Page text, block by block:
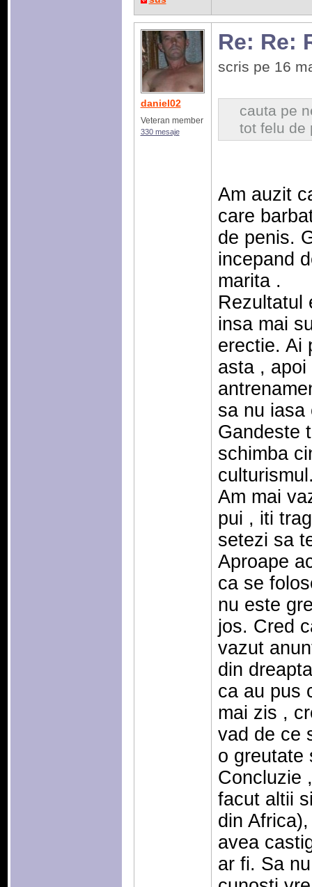
daniel02
Veteran member
330 mesaje
Re: Re:
scris pe 16
cauta pe
tot felu de
Am auzit
care
de penis.
incepand
marita .
Rezultatul
insa mai
erectie. Ai
asta ,
sa nu iasa
Gandeste
schimba
Am mai
pui , iti
setezi sa
Aproape
ca se
nu este
jos. Cred
vazut
din
ca au pus
mai zis ,
vad de ce
o greutate
Concluzie
facut altii
din
avea
ar fi. Sa